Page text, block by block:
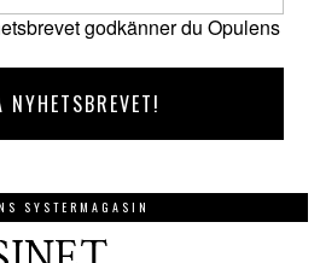
godkänner du Opulens
SYSTERMAGASIN